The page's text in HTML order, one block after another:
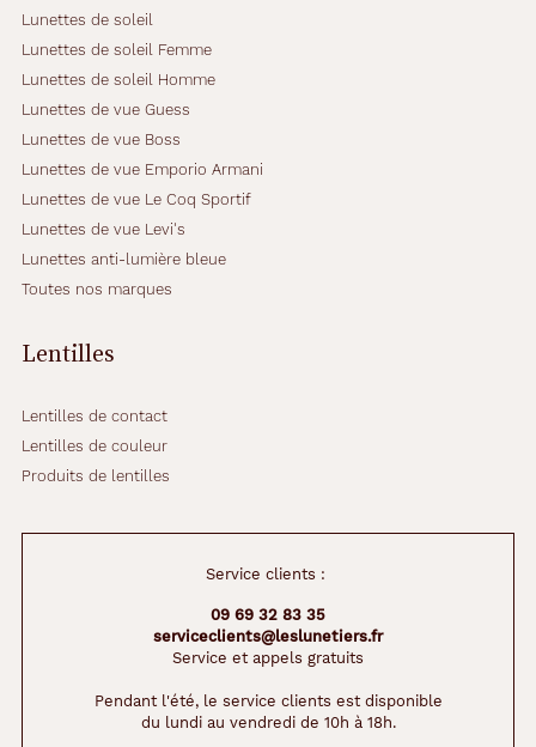
Lunettes de soleil
Lunettes de soleil Femme
Lunettes de soleil Homme
Lunettes de vue Guess
Lunettes de vue Boss
Lunettes de vue Emporio Armani
Lunettes de vue Le Coq Sportif
Lunettes de vue Levi's
Lunettes anti-lumière bleue
Toutes nos marques
Lentilles
Lentilles de contact
Lentilles de couleur
Produits de lentilles
Service clients :
09 69 32 83 35
serviceclients@leslunetiers.fr
Service et appels gratuits
Pendant l'été, le service clients est disponible
du lundi au vendredi de 10h à 18h.